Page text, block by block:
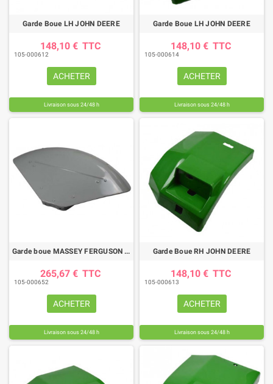
Garde Boue LH JOHN DEERE
148,10 € TTC
105-000612
ACHETER
Livraison sous 24/48 h
Garde Boue LH JOHN DEERE
148,10 € TTC
105-000614
ACHETER
Livraison sous 24/48 h
Garde boue MASSEY FERGUSON (LH/RH)
265,67 € TTC
105-000652
ACHETER
Livraison sous 24/48 h
Garde Boue RH JOHN DEERE
148,10 € TTC
105-000613
ACHETER
Livraison sous 24/48 h